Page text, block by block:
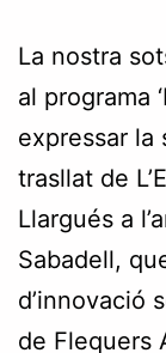
La nostra
al programa
expressar la
trasllat de
Llargués a
Sabadell,
de Flequers